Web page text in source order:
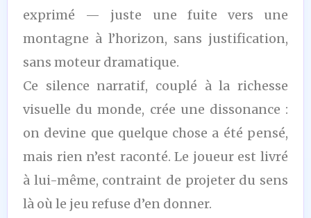
exprimé — juste une fuite vers une
montagne à l’horizon, sans justification,
sans moteur dramatique.
Ce silence narratif, couplé à la richesse
visuelle du monde, crée une dissonance :
on devine que quelque chose a été pensé,
mais rien n’est raconté. Le joueur est livré
à lui-même, contraint de projeter du sens
là où le jeu refuse d’en donner.